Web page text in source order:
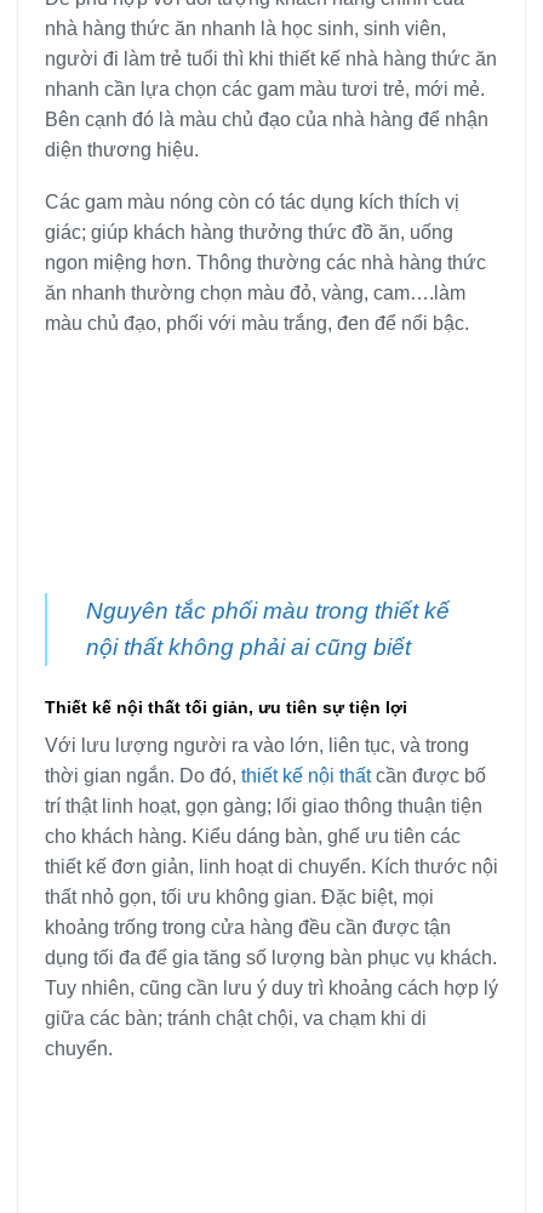
nhà hàng thức ăn nhanh là học sinh, sinh viên,
người đi làm trẻ tuổi thì khi thiết kế nhà hàng thức ăn
nhanh cần lựa chọn các gam màu tươi trẻ, mới mẻ.
Bên cạnh đó là màu chủ đạo của nhà hàng để nhận
diện thương hiệu.
Các gam màu nóng còn có tác dụng kích thích vị
giác; giúp khách hàng thưởng thức đồ ăn, uống
ngon miệng hơn. Thông thường các nhà hàng thức
ăn nhanh thường chọn màu đỏ, vàng, cam….làm
màu chủ đạo, phối với màu trắng, đen để nổi bậc.
Nguyên tắc phối màu trong thiết kế
nội thất không phải ai cũng biết
Thiết kế nội thất tối giản, ưu tiên sự tiện lợi
Với lưu lượng người ra vào lớn, liên tục, và trong
thời gian ngắn. Do đó, thiết kế nội thấtcần được bố
trí thật linh hoạt, gọn gàng; lối giao thông thuận tiện
cho khách hàng. Kiểu dáng bàn, ghế ưu tiên các
thiết kế đơn giản, linh hoạt di chuyển. Kích thước nội
thất nhỏ gọn, tối ưu không gian. Đặc biệt, mọi
khoảng trống trong cửa hàng đều cần được tận
dụng tối đa để gia tăng số lượng bàn phục vụ khách.
Tuy nhiên, cũng cần lưu ý duy trì khoảng cách hợp lý
giữa các bàn; tránh chật chội, va chạm khi di
chuyển.